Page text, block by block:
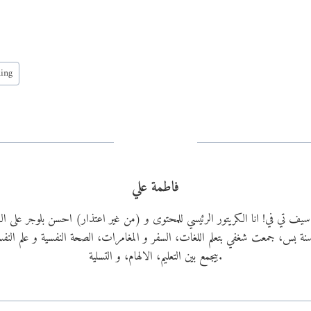
فاطمة علي
سيف تي في! انا الكريتور الرئيسي للمحتوى و (من غير اعتذار) احسن بلوجر
٢٢ سنة بس، جمعت شغفي بتعلم اللغات، السفر و المغامرات، الصحة النفسية و علم
بيجمع بين التعليم، الالهام، و التسلية.